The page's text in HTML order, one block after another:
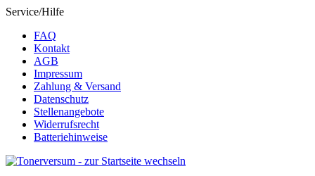
Service/Hilfe
FAQ
Kontakt
AGB
Impressum
Zahlung & Versand
Datenschutz
Stellenangebote
Widerrufsrecht
Batteriehinweise